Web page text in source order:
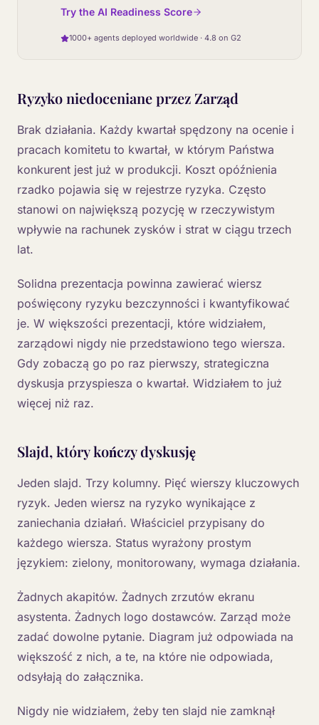
Try the AI Readiness Score
1000+ agents deployed worldwide · 4.8 on G2
Ryzyko niedoceniane przez Zarząd
Brak działania. Każdy kwartał spędzony na ocenie i
pracach komitetu to kwartał, w którym Państwa
konkurent jest już w produkcji. Koszt opóźnienia
rzadko pojawia się w rejestrze ryzyka. Często
stanowi on największą pozycję w rzeczywistym
wpływie na rachunek zysków i strat w ciągu trzech
lat.
Solidna prezentacja powinna zawierać wiersz
poświęcony ryzyku bezczynności i kwantyfikować
je. W większości prezentacji, które widziałem,
zarządowi nigdy nie przedstawiono tego wiersza.
Gdy zobaczą go po raz pierwszy, strategiczna
dyskusja przyspiesza o kwartał. Widziałem to już
więcej niż raz.
Slajd, który kończy dyskusję
Jeden slajd. Trzy kolumny. Pięć wierszy kluczowych
ryzyk. Jeden wiersz na ryzyko wynikające z
zaniechania działań. Właściciel przypisany do
każdego wiersza. Status wyrażony prostym
językiem: zielony, monitorowany, wymaga działania.
Żadnych akapitów. Żadnych zrzutów ekranu
asystenta. Żadnych logo dostawców. Zarząd może
zadać dowolne pytanie. Diagram już odpowiada na
większość z nich, a te, na które nie odpowiada,
odsyłają do załącznika.
Nigdy nie widziałem, żeby ten slajd nie zamknął